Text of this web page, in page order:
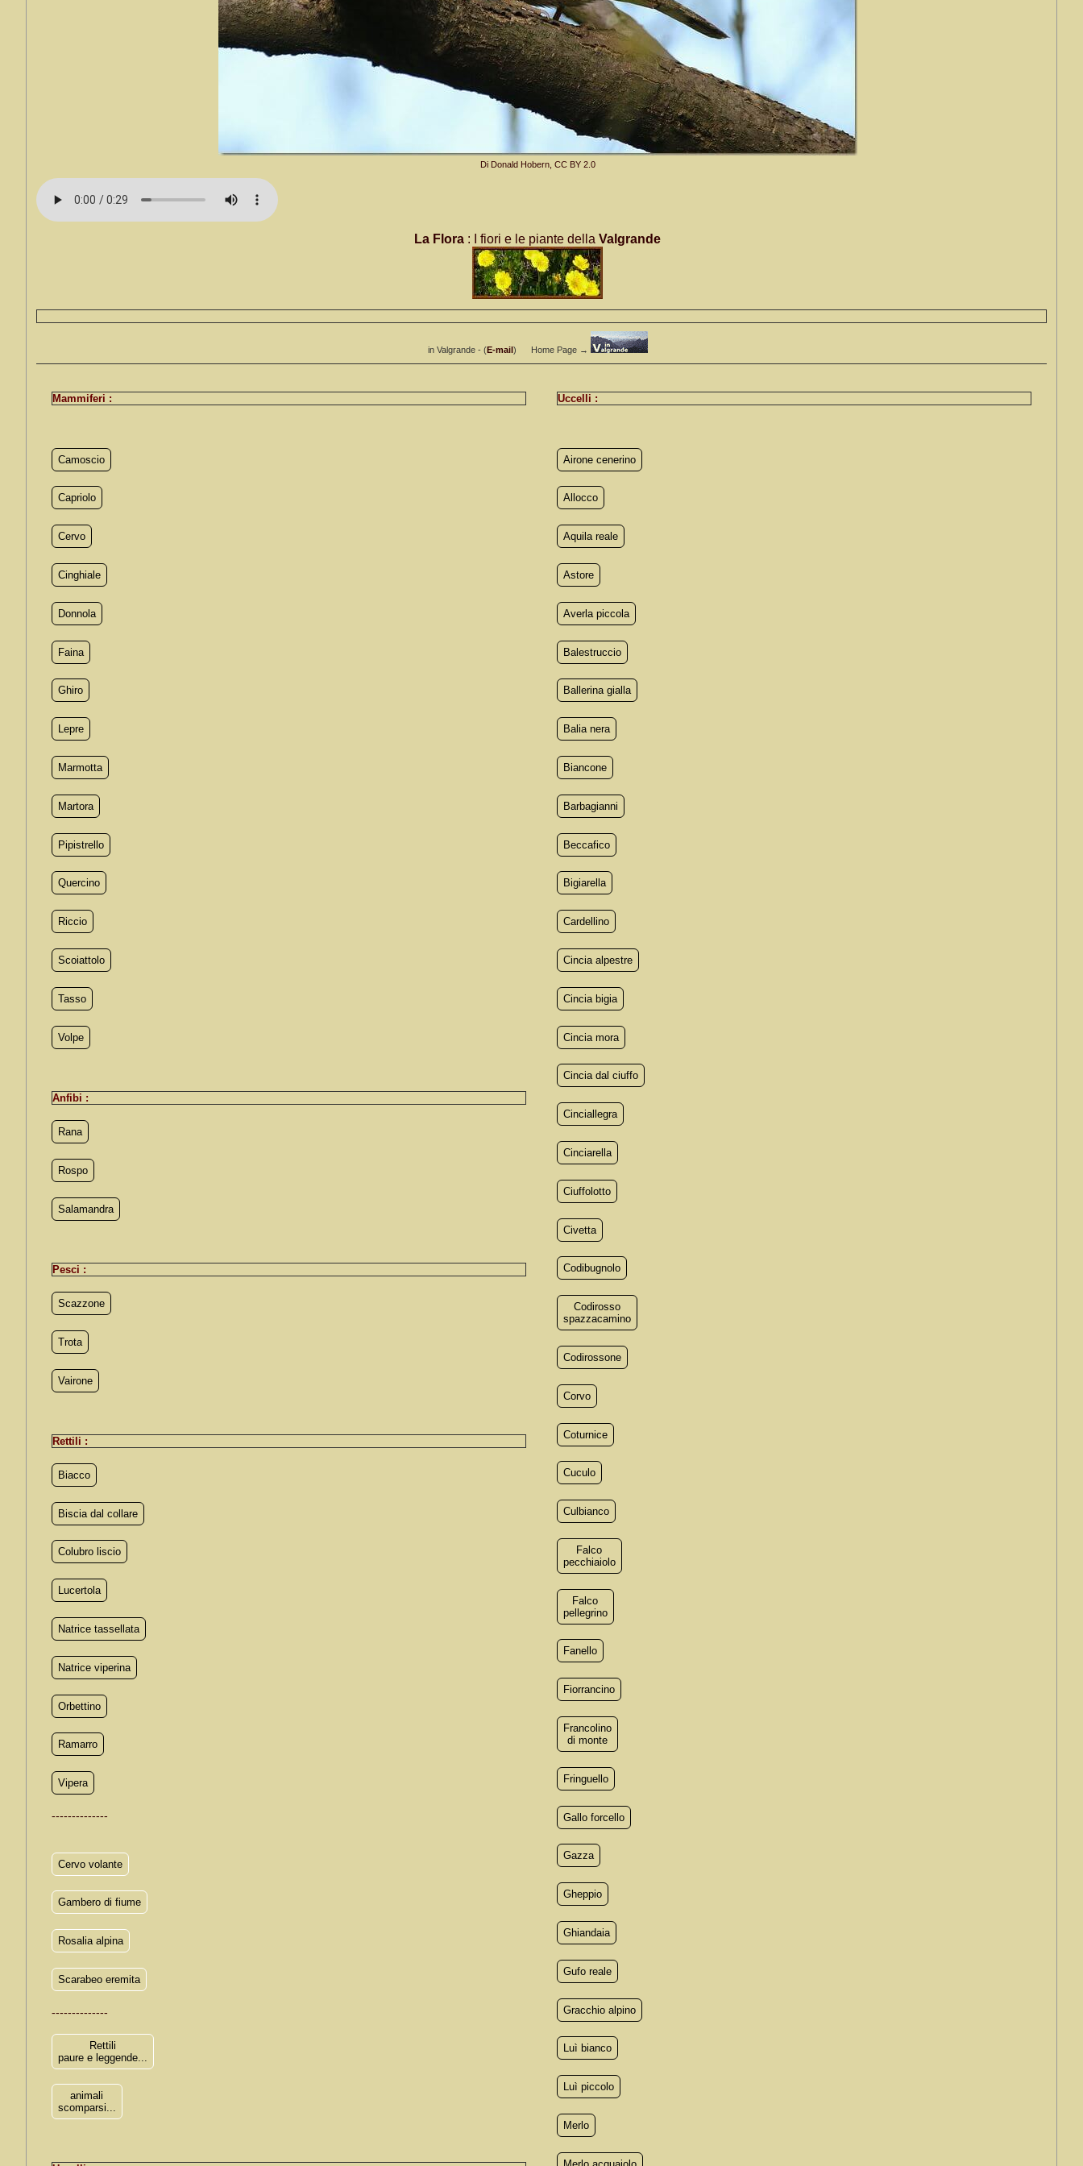
Di Donald Hobern, CC BY 2.0
La Flora : I fiori e le piante della Valgrande
in Valgrande - (E-mail) Home Page →
Mammiferi :
Camoscio
Capriolo
Cervo
Cinghiale
Donnola
Faina
Ghiro
Lepre
Marmotta
Martora
Pipistrello
Quercino
Riccio
Scoiattolo
Tasso
Volpe
Anfibi :
Rana
Rospo
Salamandra
Pesci :
Scazzone
Trota
Vairone
Rettili :
Biacco
Biscia dal collare
Colubro liscio
Lucertola
Natrice tassellata
Natrice viperina
Orbettino
Ramarro
Vipera
--------------
Cervo volante
Gambero di fiume
Rosalia alpina
Scarabeo eremita
--------------
Rettili
paure e leggende...
animali
scomparsi...
Uccelli :
Airone cenerino
Allocco
Aquila reale
Astore
Averla piccola
Balestruccio
Ballerina gialla
Balia nera
Biancone
Barbagianni
Beccafico
Bigiarella
Cardellino
Cincia alpestre
Cincia bigia
Cincia mora
Cincia dal ciuffo
Cinciallegra
Cinciarella
Ciuffolotto
Civetta
Codibugnolo
Codirosso
spazzacamino
Codirossone
Corvo
Coturnice
Cuculo
Culbianco
Falco
pecchiaiolo
Falco
pellegrino
Fanello
Fiorrancino
Francolino
di monte
Fringuello
Gallo forcello
Gazza
Gheppio
Ghiandaia
Gufo reale
Gracchio alpino
Luì bianco
Luì piccolo
Merlo